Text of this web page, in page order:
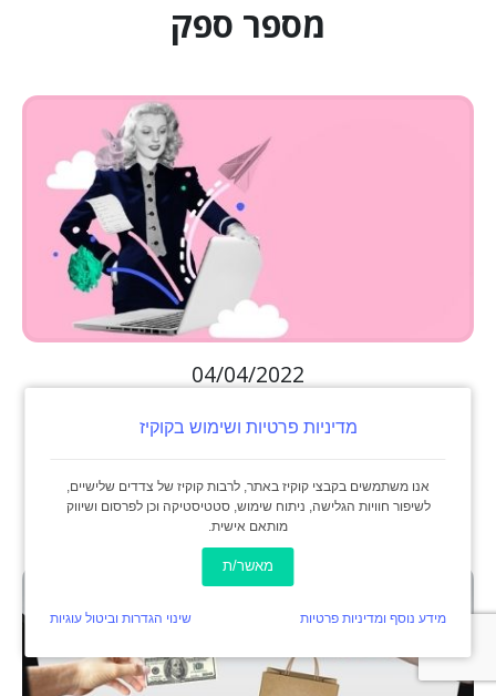
מספר ספק
04/04/2022
תשלום מקדמות מס הכנסה
בכרטיס אשראי
מדיניות פרטיות ושימוש בקוקיז
אנו משתמשים בקבצי קוקיז באתר, לרבות קוקיז של צדדים שלישיים,
לשיפור חוויות הגלישה, ניתוח שימוש, סטטיסטיקה וכן לפרסום ושיווק
מותאם אישית.
מאשר/ת
מידע נוסף ומדיניות פרטיות שינוי הגדרות וביטול עוגיות